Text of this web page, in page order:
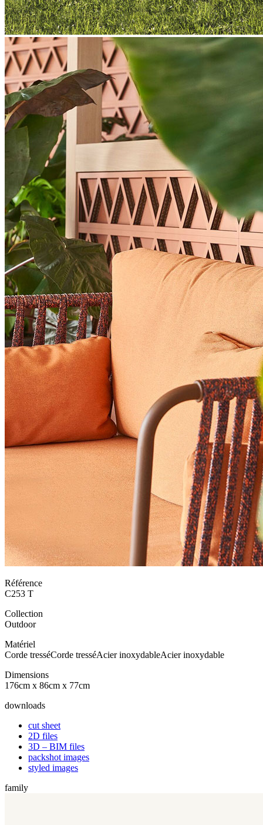
Référence
C253 T
Collection
Outdoor
Matériel
Corde tresséCorde tresséAcier inoxydableAcier inoxydable
Dimensions
176cm x 86cm x 77cm
downloads
cut sheet
2D files
3D – BIM files
packshot images
styled images
family